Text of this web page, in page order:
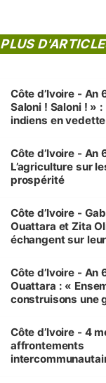
PLUS
Côte d’Ivoire - An
Saloni ! Saloni ! »
indiens en vedette
Côte d’Ivoire - An
L’agriculture sur
prospérité
Côte d’Ivoire -
Ouattara et Zita
échangent sur
enfants
Côte d’Ivoire - An
Ouattara : «
construisons une
générations
Côte d’Ivoire - 4
affrontements